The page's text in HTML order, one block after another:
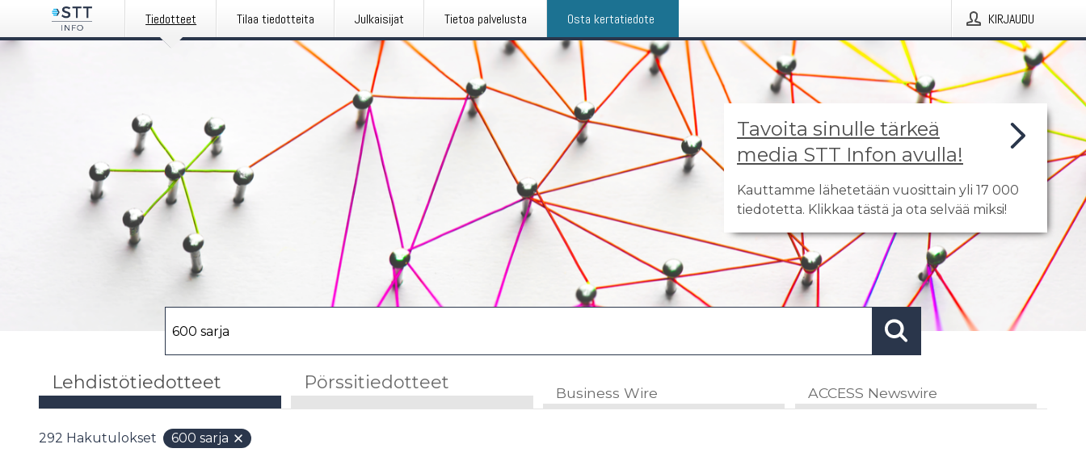
Tiedotteet Tilaa tiedotteita Julkaisijat Tietoa palvelusta Osta kertatiedote KIRJAUDU
Tavoita sinulle tärkeä
media STT Infon avulla!
Kauttamme lähetetään vuosittain yli 17 000
tiedotetta. Klikkaa tästä ja ota selvää miksi!
Lehdistötiedotteet Pörssitiedotteet Business Wire ACCESS Newswire
292 Hakutulokset 600 sarja